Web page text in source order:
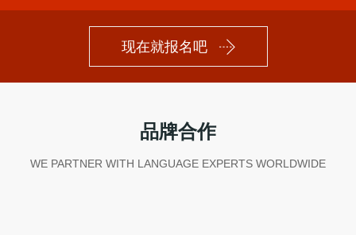
现在就报名吧
品牌合作
WE PARTNER WITH LANGUAGE EXPERTS WORLDWIDE